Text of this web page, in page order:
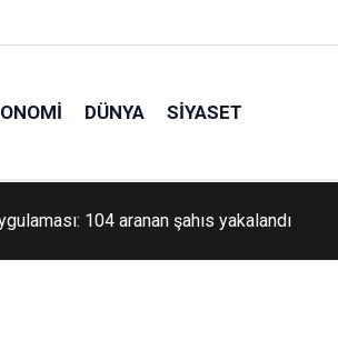
DÜNYA SIYASET